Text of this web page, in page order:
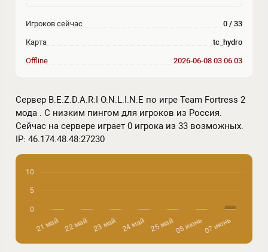
Сервер B.E.Z.D.A.R.I O.N.L.I.N.E по игре Team Fortress 2
мода . С низким пингом для игроков из Россия.
Сейчас на сервере играет 0 игрока из 33 возможных.
IP: 46.174.48.48:27230
Игроков сейчас 0 / 33
Карта tc_hydro
Offline 2026-06-08 03:06:03